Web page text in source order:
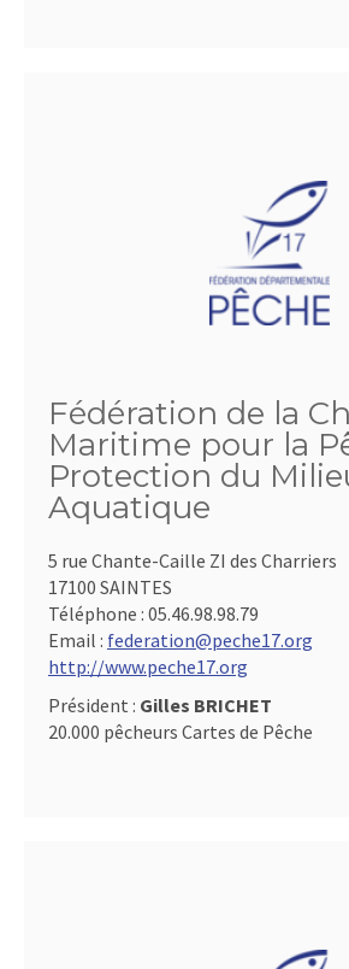
Fédération de la
Maritime pour la
Protection du
Aquatique
5 rue Chante-Caille ZI des Charriers
17100 SAINTES
Téléphone : 05.46.98.98.79
Email : federation@peche17.org
http://www.peche17.org
Président : Gilles BRICHET
20.000 pêcheurs Cartes de Pêche